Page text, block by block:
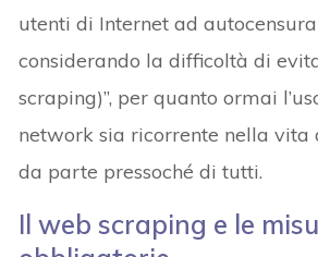
utenti di Internet ad
considerando la difficoltà di
scraping)”, per quanto ormai
network sia ricorrente nella vita
da parte pressoché di tutti.
Il web scraping e le